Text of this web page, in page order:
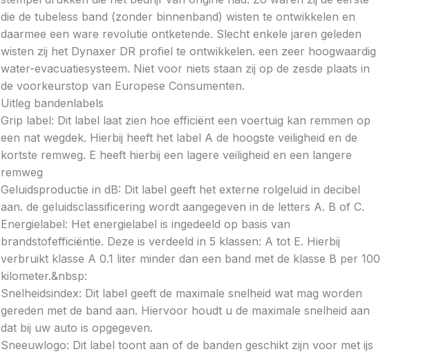
die de tubeless band (zonder binnenband) wisten te ontwikkelen en
daarmee een ware revolutie ontketende. Slecht enkele jaren geleden
wisten zij het Dynaxer DR profiel te ontwikkelen. een zeer hoogwaardig
water-evacuatiesysteem. Niet voor niets staan zij op de zesde plaats in
de voorkeurstop van Europese Consumenten.
Uitleg bandenlabels
Grip label: Dit label laat zien hoe efficiënt een voertuig kan remmen op
een nat wegdek. Hierbij heeft het label A de hoogste veiligheid en de
kortste remweg. E heeft hierbij een lagere veiligheid en een langere
remweg
Geluidsproductie in dB: Dit label geeft het externe rolgeluid in decibel
aan. de geluidsclassificering wordt aangegeven in de letters A. B of C.
Energielabel: Het energielabel is ingedeeld op basis van
brandstofefficiëntie. Deze is verdeeld in 5 klassen: A tot E. Hierbij
verbruikt klasse A 0.1 liter minder dan een band met de klasse B per 100
kilometer.&nbsp:
Snelheidsindex: Dit label geeft de maximale snelheid wat mag worden
gereden met de band aan. Hiervoor houdt u de maximale snelheid aan
dat bij uw auto is opgegeven.
Sneeuwlogo: Dit label toont aan of de banden geschikt zijn voor met ijs